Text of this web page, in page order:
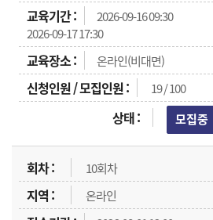
2026-09-16 09:30
2026-09-17 17:30
온라인(비대면)
19 / 100
모집중
10회차
온라인